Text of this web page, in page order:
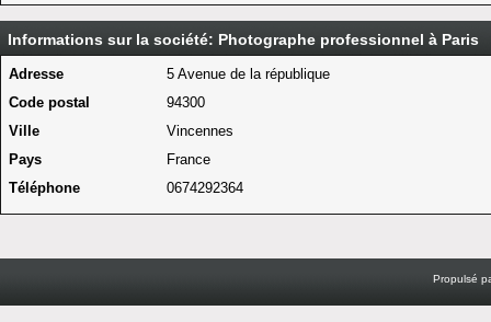
Informations sur la société: Photographe professionnel à Paris
Adresse
5 Avenue de la république
Code postal
94300
Ville
Vincennes
Pays
France
Téléphone
0674292364
Propulsé